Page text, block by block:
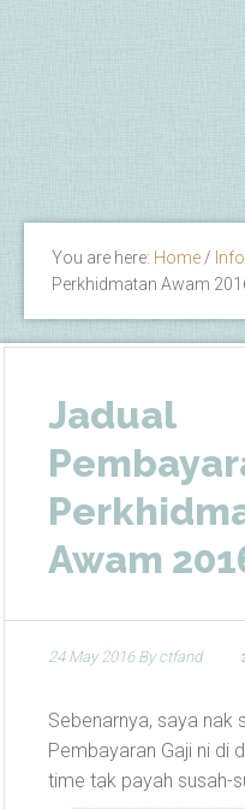
You are here: Home / Info
Perkhidmatan Awam
Jadual
Awam
24 May 2016Byctfand
Sebenarnya, saya nak
Pembayaran Gaji ni di
time tak payah susah-